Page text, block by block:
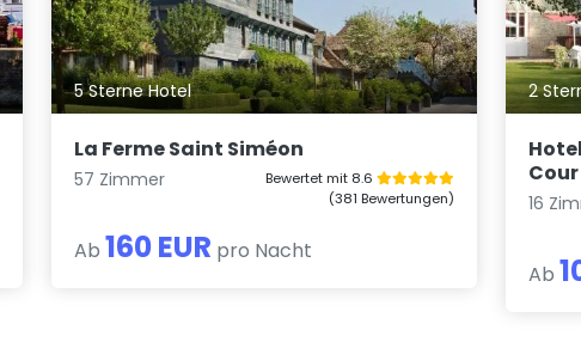
5 Sterne Hotel
La Ferme Saint Siméon
57 Zimmer
Bewertet mit 8.6
(381 Bewertungen)
Ab160 EUR pro Nacht
2
Cour
16
Ab